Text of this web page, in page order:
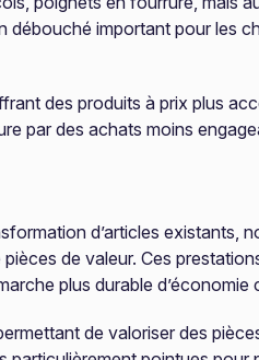
important pour les
des produits à prix plus
par des achats moins
d’articles existants,
de valeur. Ces
plus durable d’économie
de valoriser des